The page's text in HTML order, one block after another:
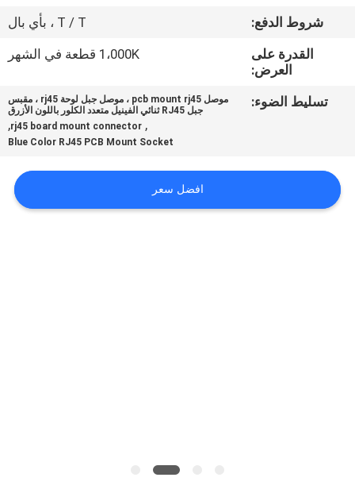
اتصل
اطلب
خريطة
الموقع
شروط الدفع:
T / T ، بأي بال
القدرة على
العرض:
1،000K قطعة في الشهر
تسليط الضوء:
موصل pcb mount rj45 ، موصل جبل لوحة rj45 ، مقبس
جبل RJ45 ثنائي الفينيل متعدد الكلور باللون الأزرق
,
rj45 board mount connector
,
Blue Color RJ45 PCB Mount Socket
افضل سعر